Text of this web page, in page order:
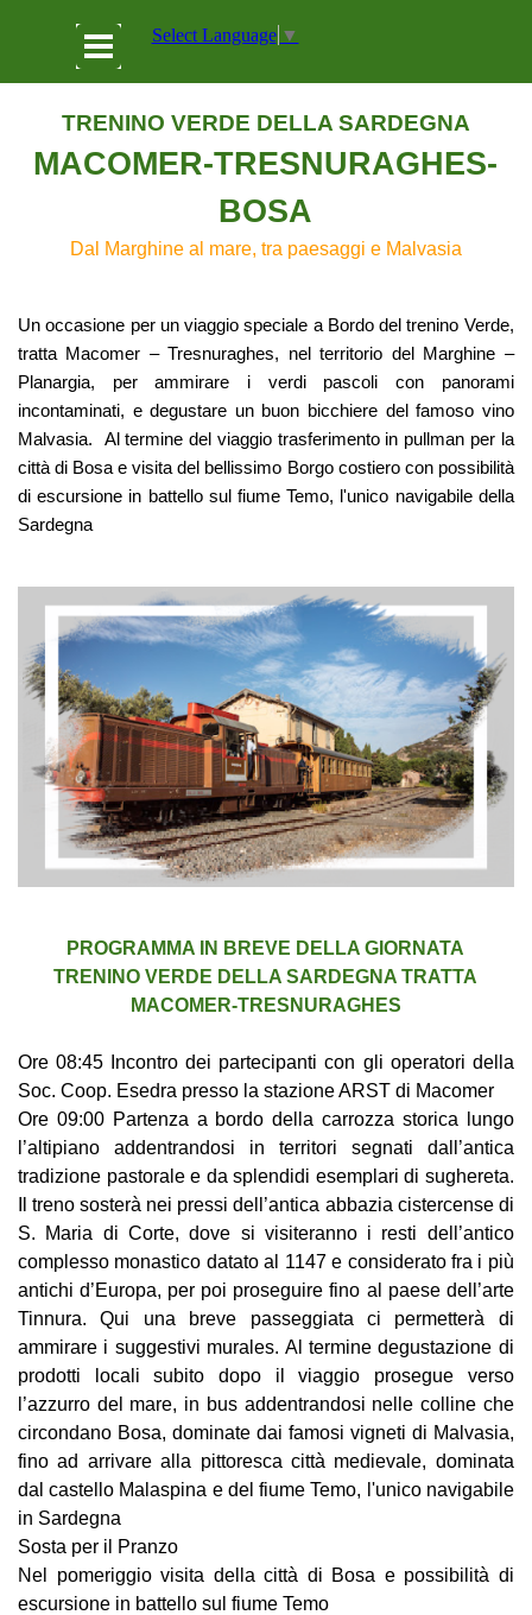
Salta menùSelect Language ▼
TRENINO VERDE DELLA SARDEGNA
MACOMER-TRESNURAGHES-
BOSA
Dal Marghine al mare, tra paesaggi e Malvasia
Un occasione per un viaggio speciale a Bordo del trenino Verde,
tratta Macomer – Tresnuraghes, nel territorio del Marghine –
Planargia, per ammirare i verdi pascoli con panorami
incontaminati, e degustare un buon bicchiere del famoso vino
Malvasia. Al termine del viaggio trasferimento in pullman per la
città di Bosa e visita del bellissimo Borgo costiero con possibilità
di escursione in battello sul fiume Temo, l'unico navigabile della
Sardegna
PROGRAMMA IN BREVE DELLA GIORNATA
TRENINO VERDE DELLA SARDEGNA TRATTA
MACOMER-TRESNURAGHES
Ore 08:45 Incontro dei partecipanti con gli operatori della
Soc. Coop. Esedra presso la stazione ARST di Macomer
Ore 09:00 Partenza a bordo della carrozza storica lungo
l’altipiano addentrandosi in territori segnati dall’antica
tradizione pastorale e da splendidi esemplari di sughereta.
Il treno sosterà nei pressi dell’antica abbazia cistercense di
S. Maria di Corte, dove si visiteranno i resti dell’antico
complesso monastico datato al 1147 e considerato fra i più
antichi d’Europa, per poi proseguire fino al paese dell’arte
Tinnura. Qui una breve passeggiata ci permetterà di
ammirare i suggestivi murales. Al termine degustazione di
prodotti locali subito dopo il viaggio prosegue verso
l’azzurro del mare, in bus addentrandosi nelle colline che
circondano Bosa, dominate dai famosi vigneti di Malvasia,
fino ad arrivare alla pittoresca città medievale, dominata
dal castello Malaspina e del fiume Temo, l'unico navigabile
in Sardegna
Sosta per il Pranzo
Nel pomeriggio visita della città di Bosa e possibilità di
escursione in battello sul fiume Temo